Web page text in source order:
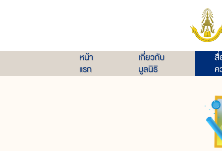
หน้า
แรก
เกี่ยวกับ
มูลนิธิ
สื่
ค